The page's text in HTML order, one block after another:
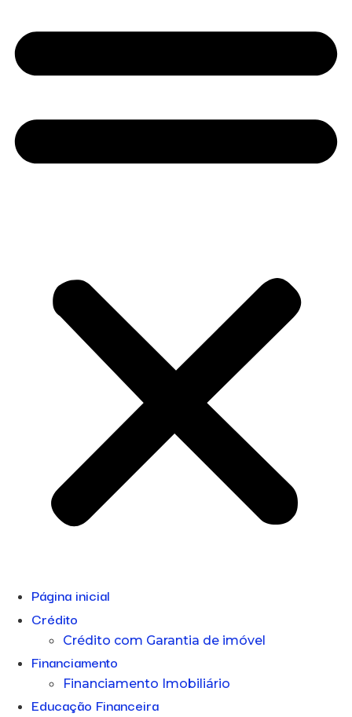
Página inicial
Crédito
Crédito com Garantia de imóvel
Financiamento
Financiamento Imobiliário
Educação Financeira